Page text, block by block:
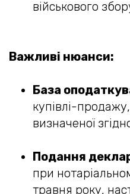
військового
Важливі нюанси:
База
купівлі-
визначеної
Подання
при
травня року,